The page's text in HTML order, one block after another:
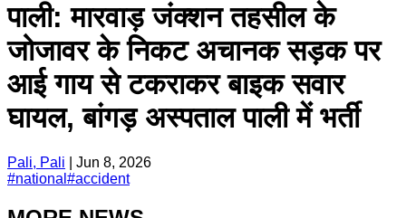
पाली: मारवाड़ जंक्शन तहसील के
जोजावर के निकट अचानक सड़क पर
आई गाय से टकराकर बाइक सवार
घायल, बांगड़ अस्पताल पाली में भर्ती
Pali, Pali
Jun 8, 2026
#national #accident